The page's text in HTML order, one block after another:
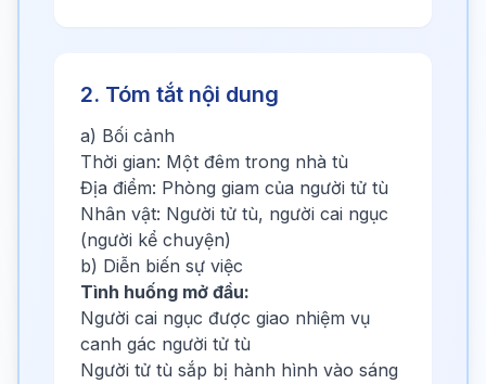
2. Tóm tắt nội dung
a) Bối cảnh
Thời gian: Một đêm trong nhà tù
Địa điểm: Phòng giam của người tử tù
Nhân vật: Người tử tù, người cai ngục
(người kể chuyện)
b) Diễn biến sự việc
Tình huống mở đầu:
Người cai ngục được giao nhiệm vụ
canh gác người tử tù
Người tử tù sắp bị hành hình vào sáng